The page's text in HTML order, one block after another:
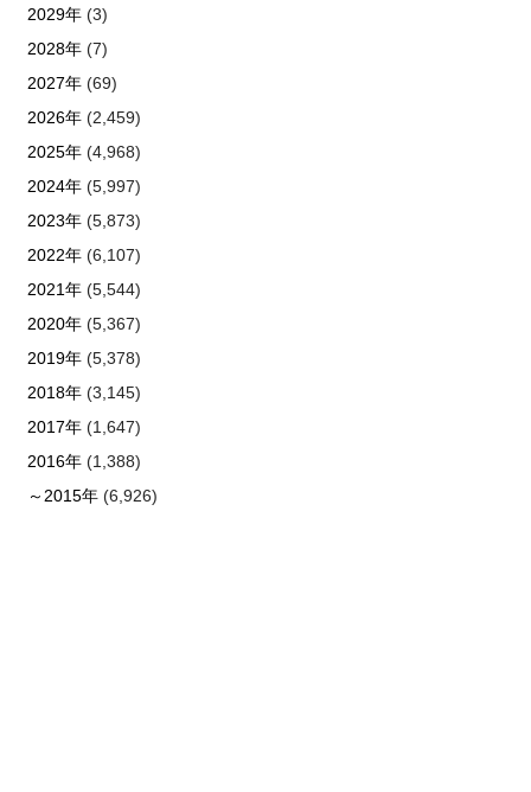
2029年(3)
2028年(7)
2027年(69)
2026年(2,459)
2025年(4,968)
2024年(5,997)
2023年(5,873)
2022年(6,107)
2021年(5,544)
2020年(5,367)
2019年(5,378)
2018年(3,145)
2017年(1,647)
2016年(1,388)
～2015年(6,926)